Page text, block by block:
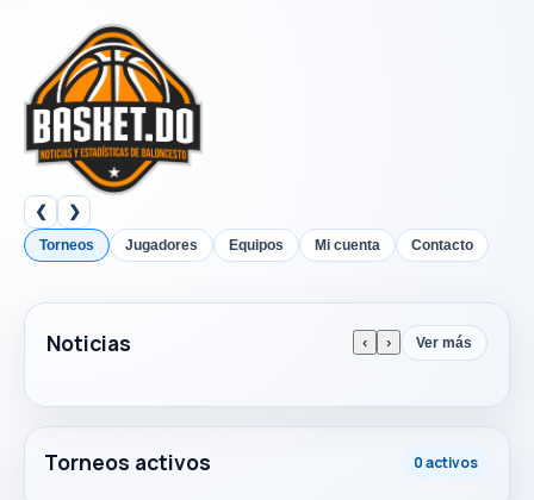
❮ ❯
Torneos Jugadores Equipos Mi cuenta Contacto
Noticias ‹ › Ver más
Torneos activos 0 activos